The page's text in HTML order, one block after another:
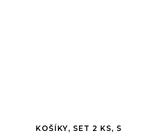
KOŠÍKY, SET 2 KS, S